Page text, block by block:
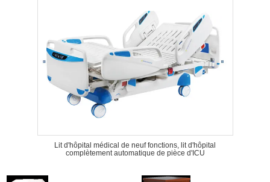
Lit d'hôpital médical de neuf fonctions, lit d'hôpital
complètement automatique de pièce d'ICU